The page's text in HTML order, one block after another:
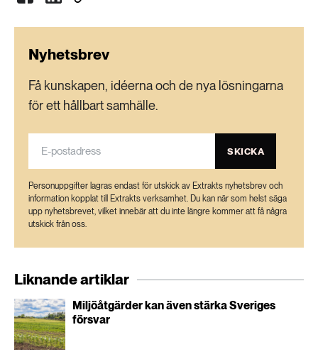
Nyhetsbrev
Få kunskapen, idéerna och de nya lösningarna
för ett hållbart samhälle.
SKICKA
Personuppgifter lagras endast för utskick av Extrakts nyhetsbrev och
information kopplat till Extrakts verksamhet. Du kan när som helst säga
upp nyhetsbrevet, vilket innebär att du inte längre kommer att få några
utskick från oss.
Liknande artiklar
Miljöåtgärder kan även stärka Sveriges
försvar